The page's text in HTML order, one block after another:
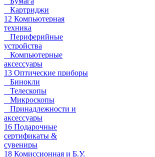
Картриджи
12 Компьютерная
техника
Периферийные
устройства
Компьютерные
аксессуары
13 Оптические приборы
Бинокли
Телескопы
Микроскопы
Принадлежности и
аксессуары
16 Подарочные
сертификаты &
сувениры
18 Комиссионная и Б.У.